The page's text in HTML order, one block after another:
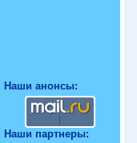
Наши анонсы:
Наши партнеры: